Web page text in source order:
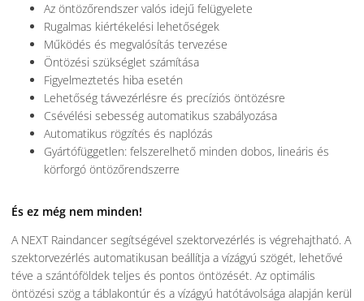
Az öntözőrendszer valós idejű felügyelete
Rugalmas kiértékelési lehetőségek
Működés és megvalósítás tervezése
Öntözési szükséglet számítása
Figyelmeztetés hiba esetén
Lehetőség távvezérlésre és precíziós öntözésre
Csévélési sebesség automatikus szabályozása
Automatikus rögzítés és naplózás
Gyártófüggetlen: felszerelhető minden dobos, lineáris és
körforgó öntözőrendszerre
És ez még nem minden!
A NEXT Raindancer segítségével szektorvezérlés is végrehajtható. A
szektorvezérlés automatikusan beállítja a vízágyú szögét, lehetővé
téve a szántóföldek teljes és pontos öntözését. Az optimális
öntözési szög a táblakontúr és a vízágyú hatótávolsága alapján kerül